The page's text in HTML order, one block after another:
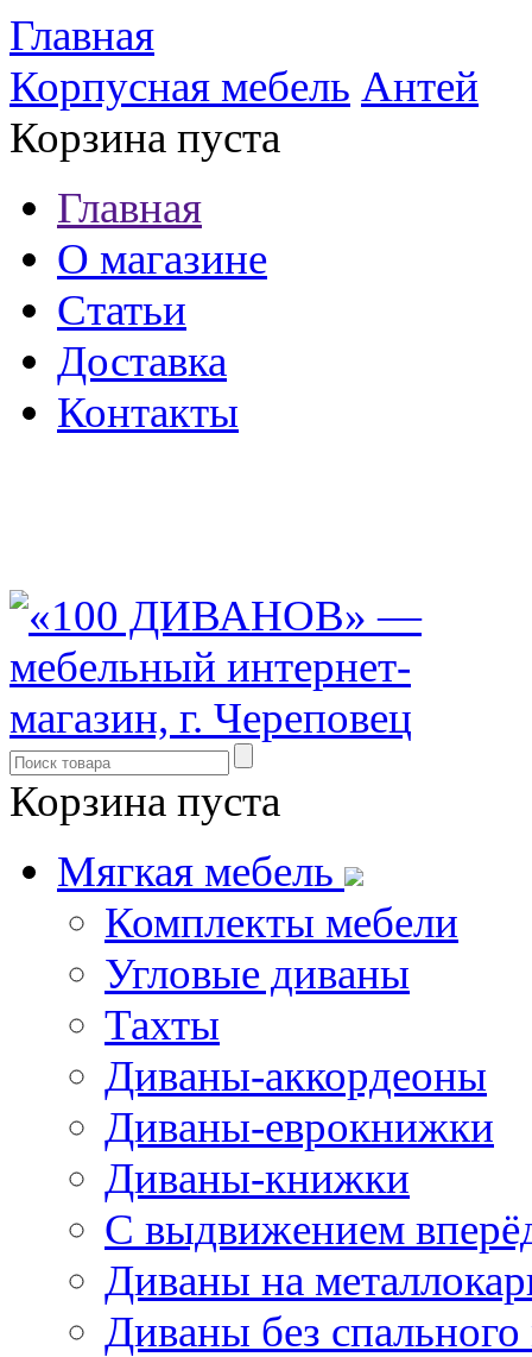
Главная
Корпусная мебель Антей
Корзина пуста
Главная
О магазине
Статьи
Доставка
Контакты
Корзина пуста
Мягкая мебель
Комплекты мебели
Угловые диваны
Тахты
Диваны-аккордеоны
Диваны-еврокнижки
Диваны-книжки
С выдвижением
Диваны на
Диваны без спального